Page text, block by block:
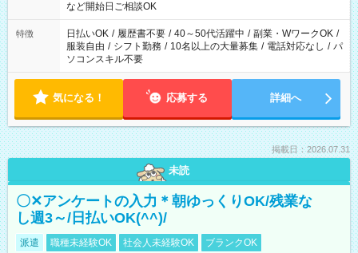
など開始日ご相談OK
特徴 日払いOK / 履歴書不要 / 40～50代活躍中 / 副業・WワークOK /
服装自由 / シフト勤務 / 10名以上の大量募集 / 電話対応なし / パ
ソコンスキル不要
気になる！ 応募する 詳細へ
掲載日：2026.07.31
未読
〇✕アンケートの入力＊朝ゆっくりOK/残業な
し週3～/日払いOK(^^)/
派遣 職種未経験OK 社会人未経験OK
ブランクOK